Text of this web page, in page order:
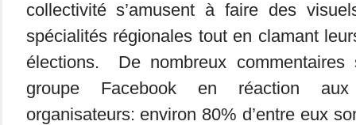
collectivité s’amusent à faire des
spécialités régionales tout en clamant
élections. De nombreux
groupe Facebook en réaction
organisateurs: environ 80% d’entre eux